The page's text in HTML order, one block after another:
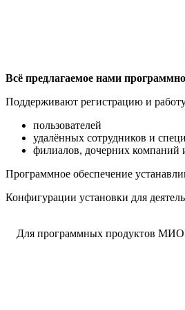
Всё предлагаемое нами
Поддерживают регистрацию и
пользователей
удалённых сотрудников и
филиалов, дочерних компаний
Программное обеспечение
Конфигурации установки для
Для программных продуктов